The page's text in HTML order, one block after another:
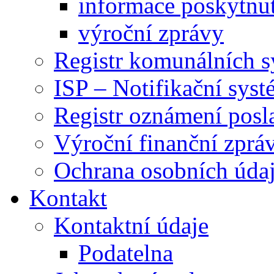
informace
výroční zprávy
Registr komunálních
ISP – Notifikační
Registr oznámení
Výroční finanční
Ochrana osobních
Kontakt
Kontaktní údaje
Podatelna